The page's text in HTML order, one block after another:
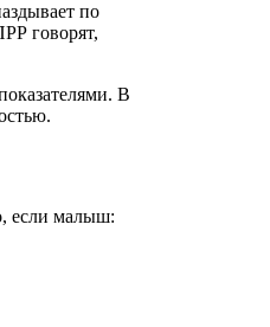
по
говорят,
В
если малыш: